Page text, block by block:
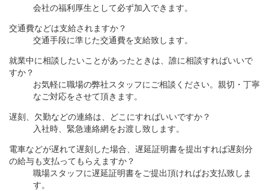
会社の福利厚生として必ず加入できます。
交通費などは支給されますか？
交通手段に準じた交通費を支給致します。
就業中に相談したいことがあったときは、誰に相談すればいいで
すか？
お気軽に職場の弊社スタッフにご相談ください。親切・丁寧
なご対応をさせて頂きます。
遅刻、欠勤などの連絡は、どこにすればいいですか？
入社時、緊急連絡網をお渡し致します。
電車などが遅れて遅刻した場合、遅延証明書を提出すれば遅刻分
の給与も支払ってもらえますか？
職場スタッフに遅延証明書をご提出頂ければお支払致しま
す。